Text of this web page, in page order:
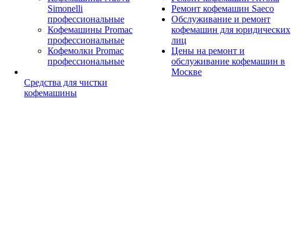
Simonelli
профессиональные
Кофемашины Promac
профессиональные
Кофемолки Promac
профессиональные
Средства для чистки
кофемашины
Ремонт кофемашин Saeco
Обслуживание и ремонт
кофемашин для юридических
лиц
Цены на ремонт и
обслуживание кофемашин в
Москве